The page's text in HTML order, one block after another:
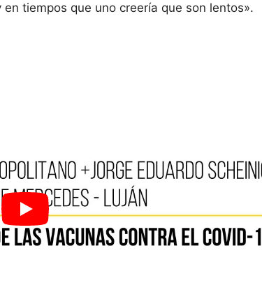
tiempos que uno creería que son lentos».